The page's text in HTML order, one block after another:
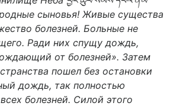
сыновья! Живые существа
болезней. Больные не
Ради них спущу дождь,
от болезней». Затем
пошел без остановки
дождь, так полностью
болезней. Силой этого